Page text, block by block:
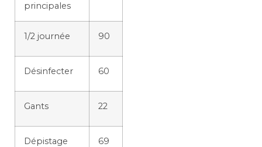
principales
1/2 journée 90
Désinfecter 60
Gants 22
Dépistage 69